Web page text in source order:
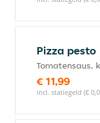
Pizza pesto
Tomatensaus,
€ 11,99
incl. statiegeld (€